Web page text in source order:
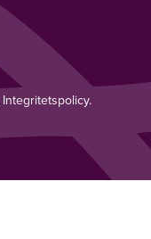
Integritetspolicy.